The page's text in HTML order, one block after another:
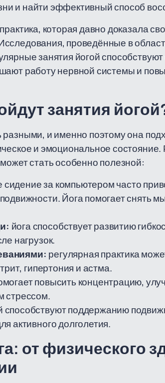
и найти эффективный способ
которая давно доказала
проведённые в
занятия йогой
работу нервной системы и
занятия
и именно поэтому она
и эмоциональное
стать особенно полезной:
сидение за компьютером часто
Йога помогает снять
йога способствует развитию
нагрузок.
регулярная практика
гипертония и астма.
повысить концентрацию,
стрессом.
способствуют поддержанию
активного долголетия.
от физического